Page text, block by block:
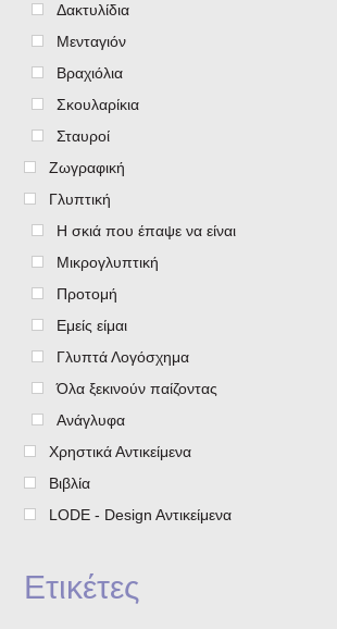
Δακτυλίδια
Μενταγιόν
Βραχιόλια
Σκουλαρίκια
Σταυροί
Ζωγραφική
Γλυπτική
Η σκιά που έπαψε να είναι
Μικρογλυπτική
Προτομή
Εμείς είμαι
Γλυπτά Λογόσχημα
Όλα ξεκινούν παίζοντας
Ανάγλυφα
Χρηστικά Αντικείμενα
Βιβλία
LODE - Design Aντικείμενα
Ετικέτες